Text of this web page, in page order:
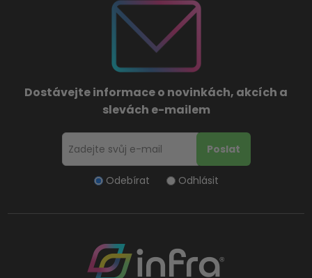
Dostávejte informace o novinkách, akcích a
slevách e-mailem
Odebírat Odhlásit